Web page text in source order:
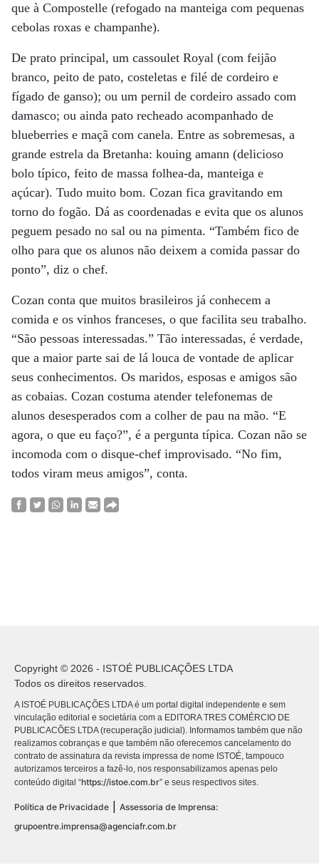
que à Compostelle (refogado na manteiga com pequenas
cebolas roxas e champanhe).
De prato principal, um cassoulet Royal (com feijão
branco, peito de pato, costeletas e filé de cordeiro e
fígado de ganso); ou um pernil de cordeiro assado com
damasco; ou ainda pato recheado acompanhado de
blueberries e maçã com canela. Entre as sobremesas, a
grande estrela da Bretanha: kouing amann (delicioso
bolo típico, feito de massa folhea-da, manteiga e
açúcar). Tudo muito bom. Cozan fica gravitando em
torno do fogão. Dá as coordenadas e evita que os alunos
peguem pesado no sal ou na pimenta. “Também fico de
olho para que os alunos não deixem a comida passar do
ponto”, diz o chef.
Cozan conta que muitos brasileiros já conhecem a
comida e os vinhos franceses, o que facilita seu trabalho.
“São pessoas interessadas.” Tão interessadas, é verdade,
que a maior parte sai de lá louca de vontade de aplicar
seus conhecimentos. Os maridos, esposas e amigos são
as cobaias. Cozan costuma atender telefonemas de
alunos desesperados com a colher de pau na mão. “E
agora, o que eu faço?”, é a pergunta típica. Cozan não se
incomoda com o disque-chef improvisado. “No fim,
todos viram meus amigos”, conta.
Copyright © 2026 - ISTOÉ PUBLICAÇÕES LTDA
Todos os direitos reservados.
A ISTOÉ PUBLICAÇÕES LTDA é um portal digital independente e sem
vinculação editorial e societária com a EDITORA TRES COMÉRCIO DE
PUBLICACÕES LTDA (recuperação judicial). Informamos também que não
realizamos cobranças e que também não oferecemos cancelamento do
contrato de assinatura da revista impressa de nome ISTOÉ, tampouco
autorizamos terceiros a fazê-lo, nos responsabilizamos apenas pelo
conteúdo digital “https://istoe.com.br” e seus respectivos sites.
Política de Privacidade
Assessoria de Imprensa:
grupoentre.imprensa@agenciafr.com.br